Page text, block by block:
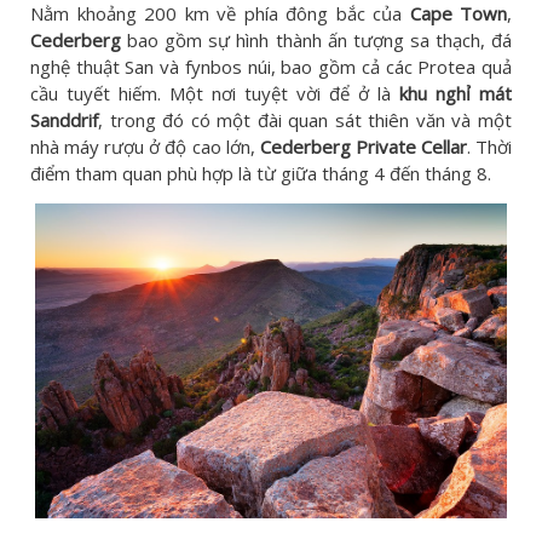
Nằm khoảng 200 km về phía đông bắc của Cape Town,
Cederberg bao gồm sự hình thành ấn tượng sa thạch, đá
nghệ thuật San và fynbos núi, bao gồm cả các Protea quả
cầu tuyết hiếm. Một nơi tuyệt vời để ở là khu nghỉ mát
Sanddrif, trong đó có một đài quan sát thiên văn và một
nhà máy rượu ở độ cao lớn, Cederberg Private Cellar. Thời
điểm tham quan phù hợp là từ giữa tháng 4 đến tháng 8.